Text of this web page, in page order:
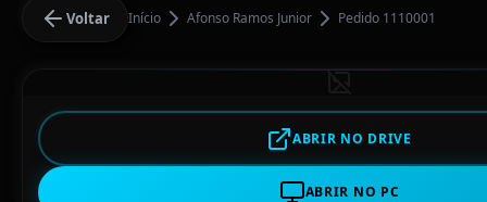
Voltar Início Afonso Ramos Junior Pedido 1110001
ABRIR NO DRIVE
ABRIR NO PC